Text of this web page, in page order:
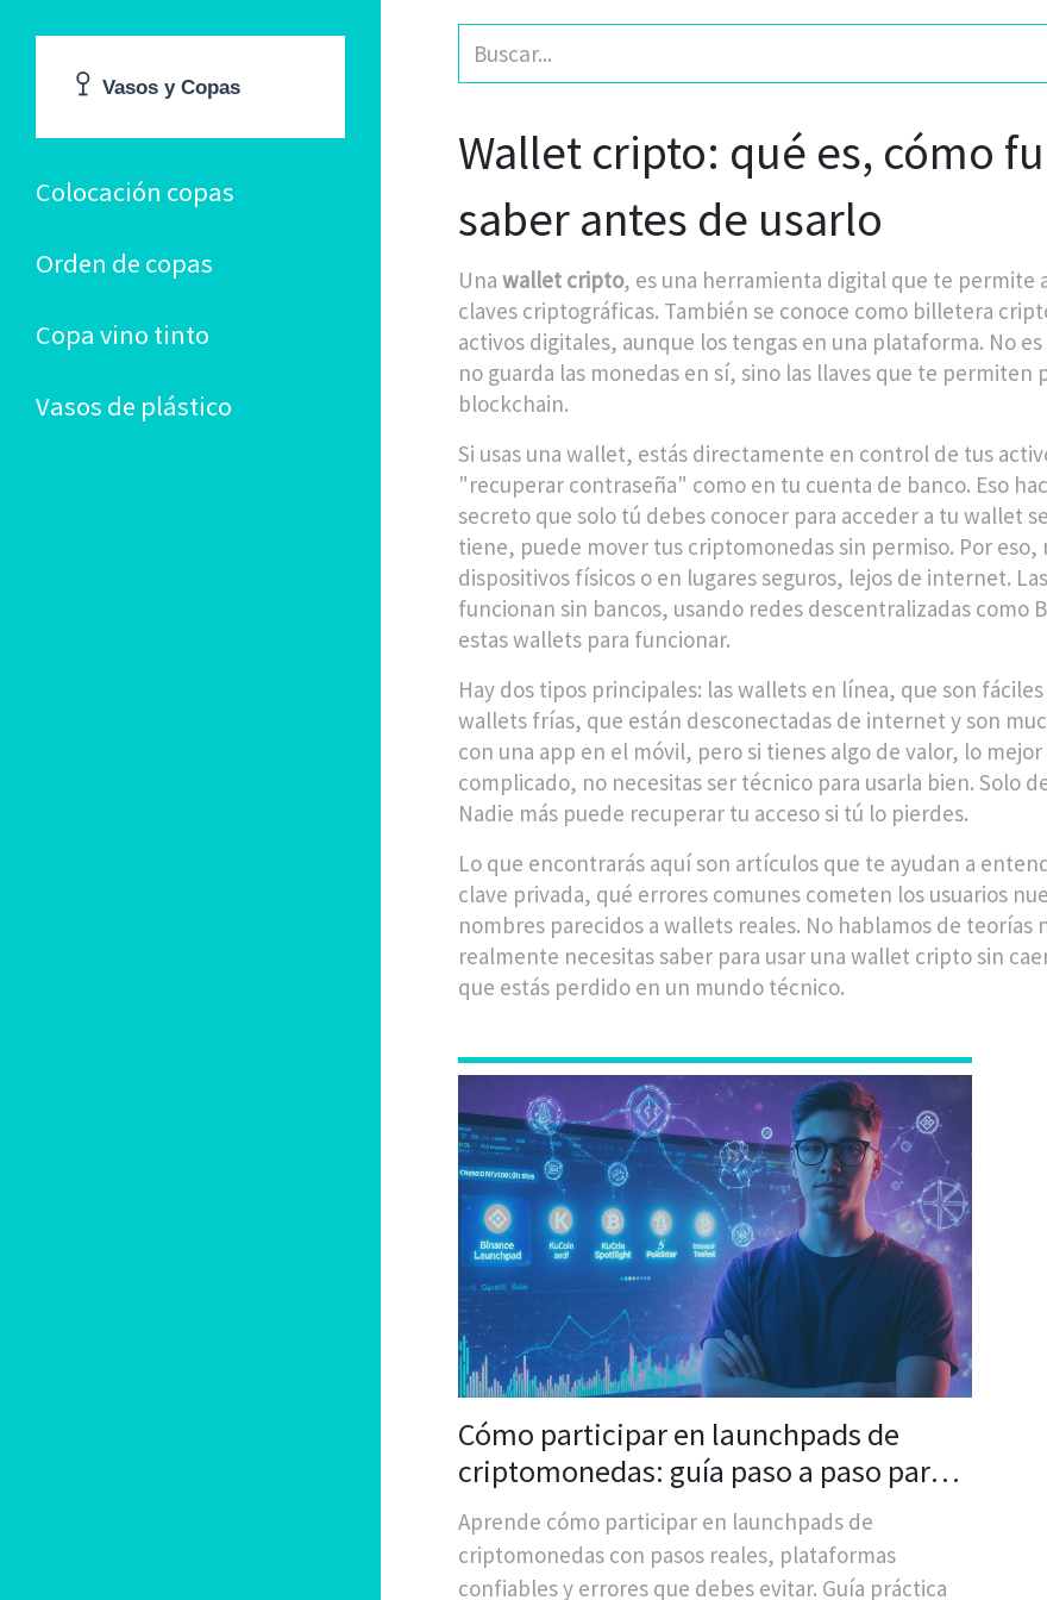
Colocación copas
Orden de copas
Copa vino tinto
Vasos de plástico
Wallet cripto: qué es, cómo
saber antes de usarlo
Una wallet cripto, es una herramienta digital que te permite
claves criptográficas. También se conoce como billetera
activos digitales, aunque los tengas en una plataforma. No
no guarda las monedas en sí, sino las llaves que te
blockchain.
Si usas una wallet, estás directamente en control de tus
"recuperar contraseña" como en tu cuenta de banco. Eso
secreto que solo tú debes conocer para acceder a tu wallet
tiene, puede mover tus criptomonedas sin permiso. Por
dispositivos físicos o en lugares seguros, lejos de internet. Las
funcionan sin bancos, usando redes descentralizadas como
estas wallets para funcionar.
Hay dos tipos principales: las wallets en línea, que son
wallets frías, que están desconectadas de internet y son
con una app en el móvil, pero si tienes algo de valor, lo
complicado, no necesitas ser técnico para usarla bien. Solo
Nadie más puede recuperar tu acceso si tú lo pierdes.
Lo que encontrarás aquí son artículos que te ayudan a
clave privada, qué errores comunes cometen los usuarios
nombres parecidos a wallets reales. No hablamos de
realmente necesitas saber para usar una wallet cripto sin
que estás perdido en un mundo técnico.
Cómo participar en launchpads de
criptomonedas: guía paso a paso para
principiantes
Aprende cómo participar en launchpads de
criptomonedas con pasos reales, plataformas
confiables y errores que debes evitar. Guía práctica